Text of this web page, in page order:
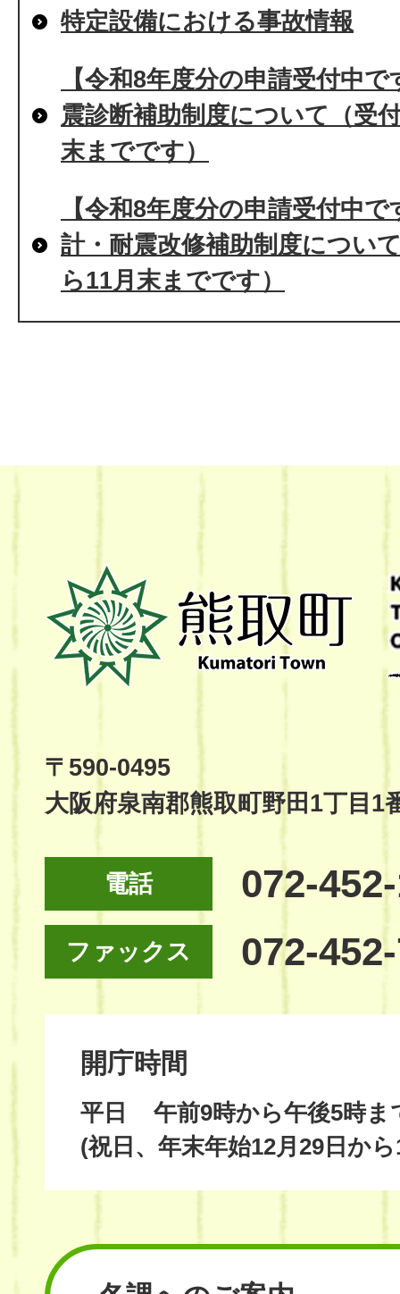
特定設備における事故情報
【令和8年度分の申請受付中
震診断補助制度について（受
末までです）
【令和8年度分の申請受付中
計・耐震改修補助制度につい
ら11月末までです）
熊
取
町
Kumatori
Site
〒590-0495
大阪府泉南郡熊取町野田1丁目1
電話 072-
ファックス 072-
開庁時間
平日
午前9時から午後5時ま
(祝日、年末年始12月29日か